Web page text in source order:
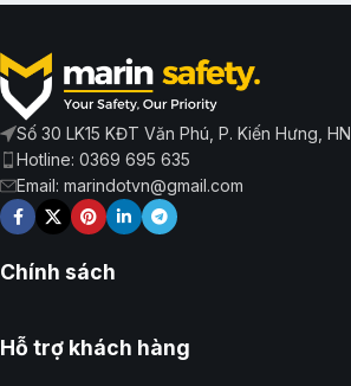
Số 30 LK15 KĐT Văn Phú, P. Kiến Hưng, HN
Hotline: 0369 695 635
Email: marindotvn@gmail.com
Chính sách
Hỗ trợ khách hàng